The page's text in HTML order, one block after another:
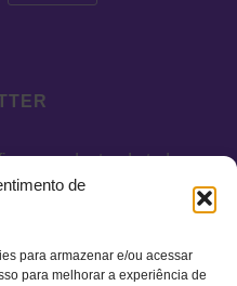
de
para armazenar e/ou acessar
para melhorar a experiência de
por dentro de todas as